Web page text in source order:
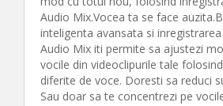
Audio Mix.Vocea ta se face
inteligenta avansata si
Audio Mix iti permite sa ajustezi
vocile din videoclipurile tale
diferite de voce. Doresti sa reduci
Sau doar sa te concentrezi pe